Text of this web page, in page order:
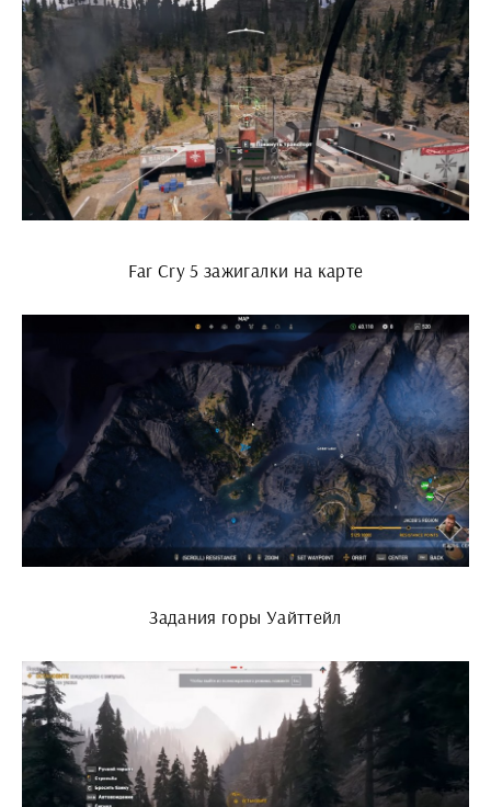
Far Cry 5 зажигалки на карте
Задания горы Уайттейл